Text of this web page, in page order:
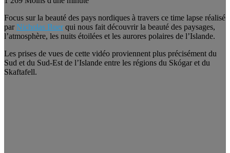
Focus sur la beauté des pays nordiques à travers ce time lapse réalisé
parNicholas Buer qui nous fait découvrir la beauté des paysages,
l’atmosphère, les nuits étoilées et les aurores polaires de l’Islande.
Les prises de vues de cette vidéo proviennent plus précisément du
Sud et du Sud-Est de l’Islande entre les régions du Skógar et du
Skaftafell.